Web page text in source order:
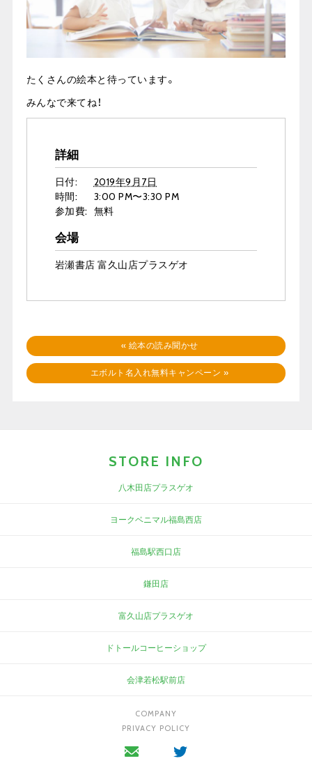
たくさんの絵本と待っています。
みんなで来てね！
詳細
日付:
2019年9月7日
時間:
3:00 PM〜3:30 PM
参加費: 無料
会場
岩瀬書店 富久山店プラスゲオ
« 絵本の読み聞かせ
エボルト名入れ無料キャンペーン »
STORE INFO
八木田店プラスゲオ
ヨークベニマル福島西店
福島駅西口店
鎌田店
富久山店プラスゲオ
ドトールコーヒーショップ
会津若松駅前店
COMPANY
PRIVACY POLICY